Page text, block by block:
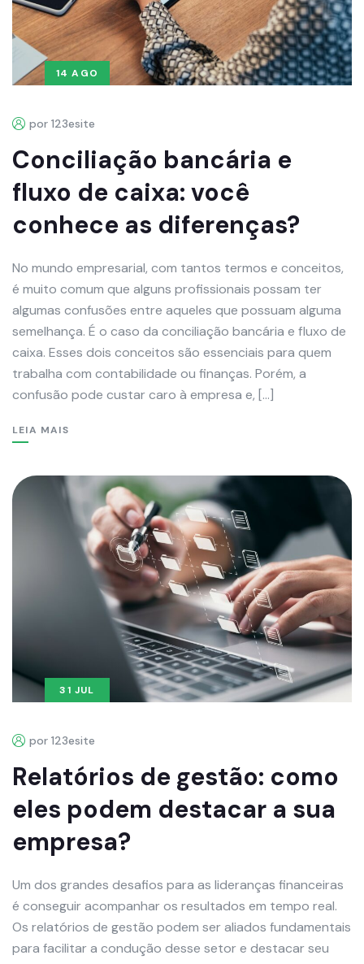
14 AGO
por 123esite
Conciliação bancária e
fluxo de caixa: você
conhece as diferenças?
No mundo empresarial, com tantos termos e conceitos,
é muito comum que alguns profissionais possam ter
algumas confusões entre aqueles que possuam alguma
semelhança. É o caso da conciliação bancária e fluxo de
caixa. Esses dois conceitos são essenciais para quem
trabalha com contabilidade ou finanças. Porém, a
confusão pode custar caro à empresa e, […]
LEIA MAIS
31 JUL
por 123esite
Relatórios de gestão: como
eles podem destacar a sua
empresa?
Um dos grandes desafios para as lideranças financeiras
é conseguir acompanhar os resultados em tempo real.
Os relatórios de gestão podem ser aliados fundamentais
para facilitar a condução desse setor e destacar seu